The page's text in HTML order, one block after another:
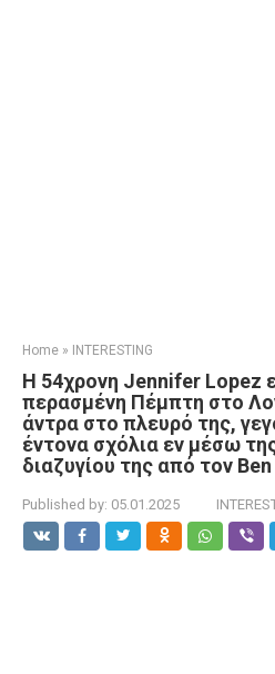
Home » INTERESTING
Η 54χρονη Jennifer Lopez
περασμένη Πέμπτη στο
άντρα στο πλευρό της,
έντονα σχόλια εν μέσω
διαζυγίου της από τον
Published by: 05.01.2025